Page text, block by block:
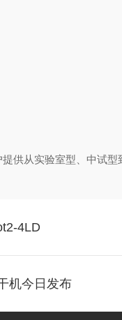
供从实验室型、中试
4LD
机今日发布